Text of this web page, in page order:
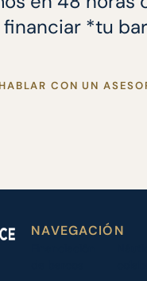
financiar *tu
HABLAR CON UN
NAVEGACIÓN